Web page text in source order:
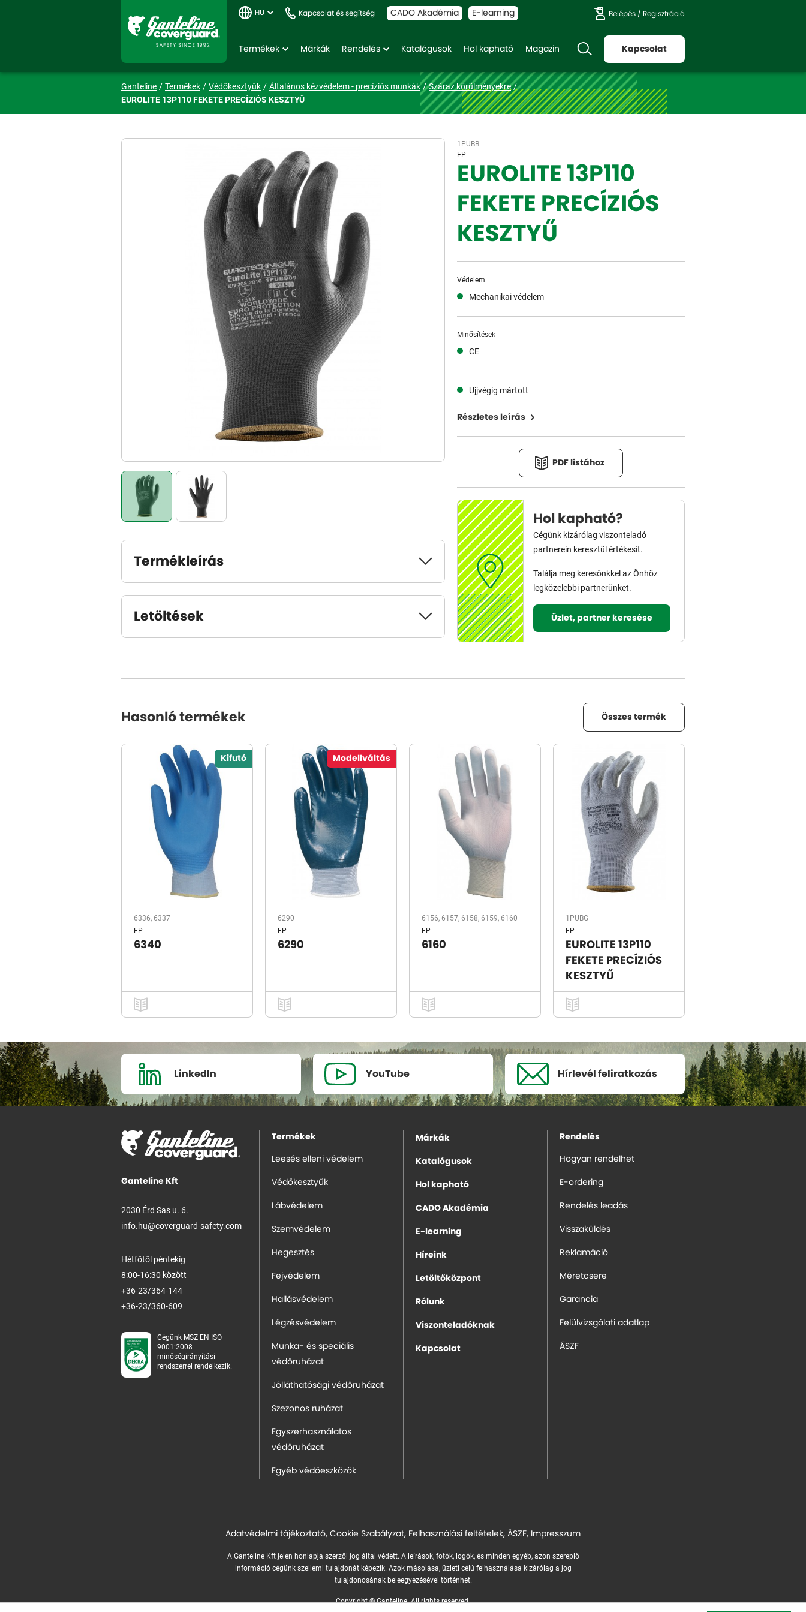
HU Kapcsolat és segítség CADO Akadémia E-learning Belépés / Regisztráció
Termékek Márkák Rendelés Katalógusok Hol kapható Magazin Kapcsolat
Ganteline Termékek Védőkesztyűk Általános kézvédelem - precíziós munkák
Száraz körülményekre
EUROLITE 13P110 FEKETE PRECÍZIÓS KESZTYŰ
Termékleírás
Letöltések
1PUBB
EP
EUROLITE 13P110
FEKETE PRECÍZIÓS
KESZTYŰ
Védelem
Mechanikai védelem
Minősítések
CE
Ujjvégig mártott
Részletes leírás
PDF listához
Hol kapható?
Cégünk kizárólag viszonteladó
partnerein keresztül értékesít.
Találja meg keresőnkkel az Önhöz
legközelebbi partnerünket.
Üzlet, partner keresése
Hasonló termékek Összes termék
Kifutó
6336, 6337
EP
6340
Modellváltás
6290
EP
6290
6156, 6157, 6158, 6159, 6160
EP
6160
1PUBG
EP
EUROLITE 13P110
FEKETE PRECÍZIÓS
KESZTYŰ
LinkedIn YouTube Hírlevél feliratkozás
Ganteline Kft
2030 Érd Sas u. 6.
info.hu@coverguard-safety.com
Hétfőtől péntekig
8:00-16:30 között
+36-23/364-144
+36-23/360-609
Cégünk MSZ EN ISO
9001:2008
minőségirányítási
rendszerrel rendelkezik.
Termékek
Leesés elleni védelem
Védőkesztyűk
Lábvédelem
Szemvédelem
Hegesztés
Fejvédelem
Hallásvédelem
Légzésvédelem
Munka- és speciális
védőruházat
Jólláthatósági védőruházat
Szezonos ruházat
Egyszerhasználatos
védőruházat
Egyéb védőeszközök
Márkák
Katalógusok
Hol kapható
CADO Akadémia
E-learning
Híreink
Letöltőközpont
Rólunk
Viszonteladóknak
Kapcsolat
Rendelés
Hogyan rendelhet
E-ordering
Rendelés leadás
Visszaküldés
Reklamáció
Méretcsere
Garancia
Felülvizsgálati adatlap
ÁSZF
Adatvédelmi tájékoztató, Cookie Szabályzat, Felhasználási feltételek, ÁSZF, Impresszum
A Ganteline Kft jelen honlapja szerzői jog által védett. A leírások, fotók, logók, és minden egyéb, azon szereplő
információ cégünk szellemi tulajdonát képezik. Azok másolása, üzleti célú felhasználása kizárólag a jog
tulajdonosának beleegyezésével történhet.
Copyright © Ganteline. All rights reserved.